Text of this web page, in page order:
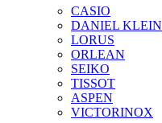
CASIO
DANIEL KLEIN
LORUS
ORLEAN
SEIKO
TISSOT
ASPEN
VICTORINOX